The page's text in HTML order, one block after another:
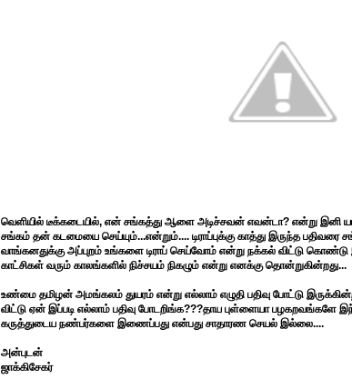
வெளியில் டீக்கடையில், என் சங்கத்து ஆளை அடிச்சவன் எவன்டா? என்று இனி
சங்கம் தன் கடமையை செய்யும்...என்றும்.... டிராப்புக்கு காத்து இருந்த
வாங்கனதுக்கு அப்புறம் உங்களை டிராப் செய்வோம் என்று நக்கல் விட்டு கொண்டு
காட்சிகள் வரும் காலங்களில் நிச்சயம் நிகழும் என்று எனக்கு தொன்றுகின்றது...
உண்மை தமிழன் அமங்கலம் துயரம் என்று எல்லாம் எழுதி பதிவு போட்டு
விட்டு ஏன் இப்படி எல்லாம் பதிவு போடறிங்க???தாய புள்ளையா பழகறவங்களே
கருத்துடைய நண்பர்களை இணைப்பது என்பது சாதாரண செயல் இல்லை....
அன்புடன்
ஜாக்கிசேகர்